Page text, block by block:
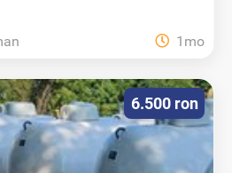
1mo
6.500 ron